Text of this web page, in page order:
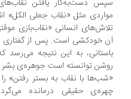
دست‌به‌کار یافتن نقاب‌های
مثل «نقاب جعلی الکل» اشاره
انسانی «نقاب‌بازی موقتی»
خودکشی است. پس از گفتاری
به این نتیجه می‌رسد که
توانسته است جوهره‌ی بشر را در
با نقاب به بستر رفتن» را
حقیقی درمانده می‌گردد،